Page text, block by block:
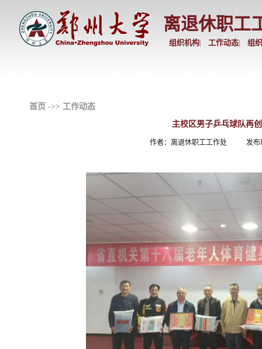
离退休职工
组织机构 工作动态 组
首页 ->> 工作动态
主校区男子乒乓球队再
作者：离退休职工工作处 发布